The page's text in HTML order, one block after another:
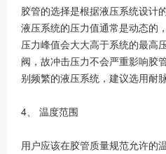
胶管的选择是根据液压系统设计
液压系统的压力值通常是动态的
压力峰值会大大高于系统的最高
阀，故冲击压力不会严重影响胶
别频繁的液压系统，建议选用耐
4、 温度范围
用户应该在胶管质量规范允许的